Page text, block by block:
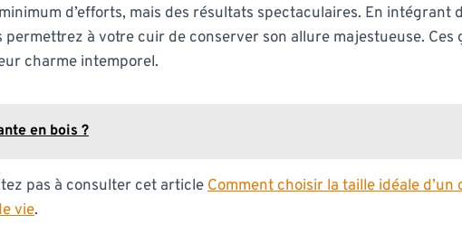
d’efforts, mais des résultats spectaculaires. En intégrant
à votre cuir de conserver son allure majestueuse.
charme intemporel.
en bois ?
pas à consulter cet articleComment choisir la taille idéale d’un
vie.